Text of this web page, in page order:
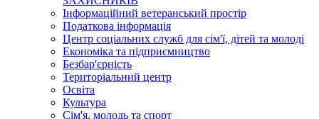
Інформаційний ветеранський простір
Податкова інформація
Центр соціальних служб для сім'ї, дітей та молоді
Економіка та підприємництво
Безбар'єрність
Територіальний центр
Освіта
Культура
Сім'я, молодь та спорт